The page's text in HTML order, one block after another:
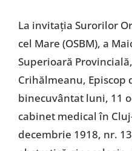
La invitaţia Surorilor
cel Mare (OSBM), a
Superioară
Crihălmeanu, Episcop
binecuvântat luni, 11
cabinet medical în
decembrie 1918, nr.